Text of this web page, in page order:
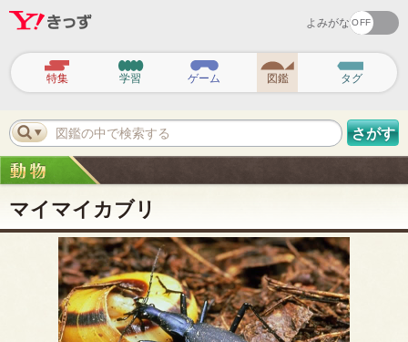
よみがな
ビ
ゲ
ー
シ
ョ
ン
特集 学習 ゲーム 図鑑 タグ
図鑑の中で検索する さがす
マイマイカブリ